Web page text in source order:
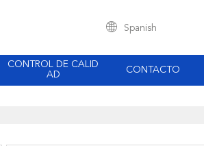
Spanish
CONTROL DE CALID
AD
CONTACTO